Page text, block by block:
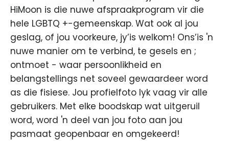
HiMoon is die nuwe afspraakprogram vir die
hele LGBTQ +-gemeenskap. Wat ook al jou
geslag, of jou voorkeure, jy’is welkom! Ons’is 'n
nuwe manier om te verbind, te gesels en ;
ontmoet - waar persoonlikheid en
belangstellings net soveel gewaardeer word
as die fisiese. Jou profielfoto lyk vaag vir alle
gebruikers. Met elke boodskap wat uitgeruil
word, word 'n deel van jou foto aan jou
pasmaat geopenbaar en omgekeerd!